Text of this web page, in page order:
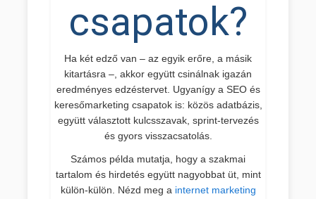
csapatok?
Ha két edző van – az egyik erőre, a másik
kitartásra –, akkor együtt csinálnak igazán
eredményes edzéstervet. Ugyanígy a SEO és
keresőmarketing csapatok is: közös adatbázis,
együtt választott kulcsszavak, sprint-tervezés
és gyors visszacsatolás.
Számos példa mutatja, hogy a szakmai
tartalom és hirdetés együtt nagyobbat üt, mint
külön-külön. Nézd meg a internet marketing